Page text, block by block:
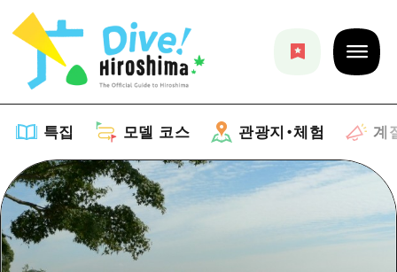
특집 모델 코스 관광지・체험 계
특집
목록
모델 코스